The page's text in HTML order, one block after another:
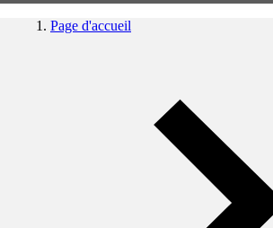
Page d'accueil